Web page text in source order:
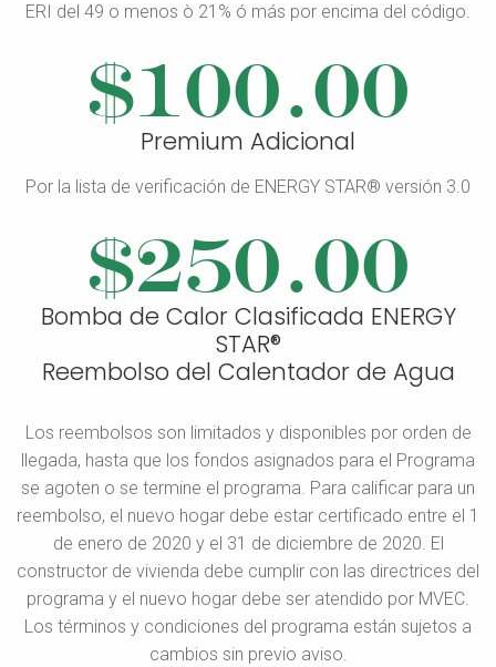
ERI del 49 o menos ò 21% ó más por encima del código.
$100.00
Premium Adicional
Por la lista de verificación de ENERGY STAR® versión 3.0
$250.00
Bomba de Calor Clasificada ENERGY
STAR®
Reembolso del Calentador de Agua
Los reembolsos son limitados y disponibles por orden de
llegada, hasta que los fondos asignados para el Programa
se agoten o se termine el programa. Para calificar para un
reembolso, el nuevo hogar debe estar certificado entre el 1
de enero de 2020 y el 31 de diciembre de 2020. El
constructor de vivienda debe cumplir con las directrices del
programa y el nuevo hogar debe ser atendido por MVEC.
Los términos y condiciones del programa están sujetos a
cambios sin previo aviso.